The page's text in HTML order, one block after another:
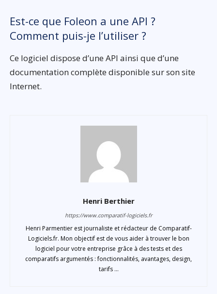
Est-ce que Foleon a une API ?
Comment puis-je l’utiliser ?
Ce logiciel dispose d’une API ainsi que d’une
documentation complète disponible sur son site
Internet.
Henri Berthier
https://www.comparatif-logiciels.fr
Henri Parmentier est journaliste et rédacteur de Comparatif-
Logiciels.fr. Mon objectif est de vous aider à trouver le bon
logiciel pour votre entreprise grâce à des tests et des
comparatifs argumentés : fonctionnalités, avantages, design,
tarifs ...